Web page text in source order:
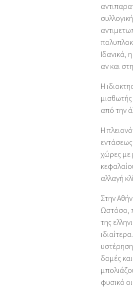
Ιδανικά,
αν και
Η
από την
Η
χώρες με
αλλαγή
Στην
Ωστόσο,
της
δομές
φυσικό